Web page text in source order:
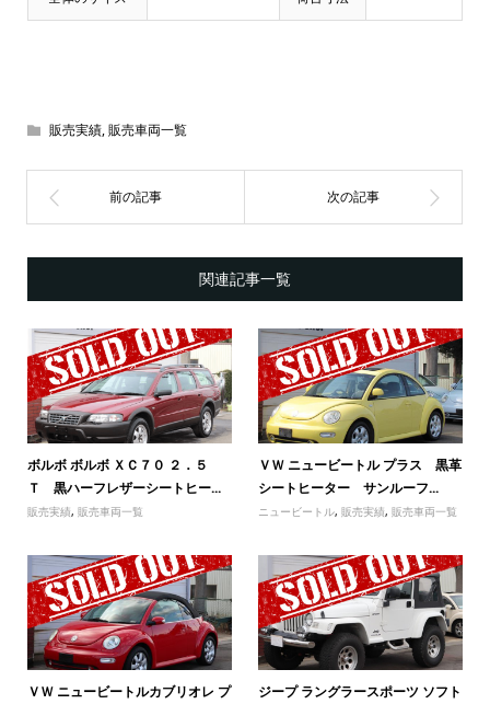
販売実績,販売車両一覧
関連記事一覧
ボルボ ボルボ ＸＣ７０ ２．５
Ｔ 黒ハーフレザーシートヒー...
販売実績, 販売車両一覧
ＶＷ ニュービートル プラス 黒革
シートヒーター サンルーフ...
ニュービートル,販売実績,販売車両一覧
ＶＷ ニュービートルカブリオレ プ
ジープ ラングラースポーツ ソフト